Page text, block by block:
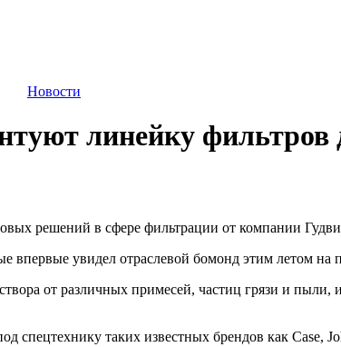
Новости
линейку фильтров
решений в сфере фильтрации от компании
впервые увидел отраслевой бомонд этим летом на
от различных примесей, частиц грязи и
спецтехнику таких известных брендов как Case,